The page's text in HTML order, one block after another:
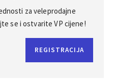
za veleprodajne
se i ostvarite VP cijene!
REGISTRACIJA